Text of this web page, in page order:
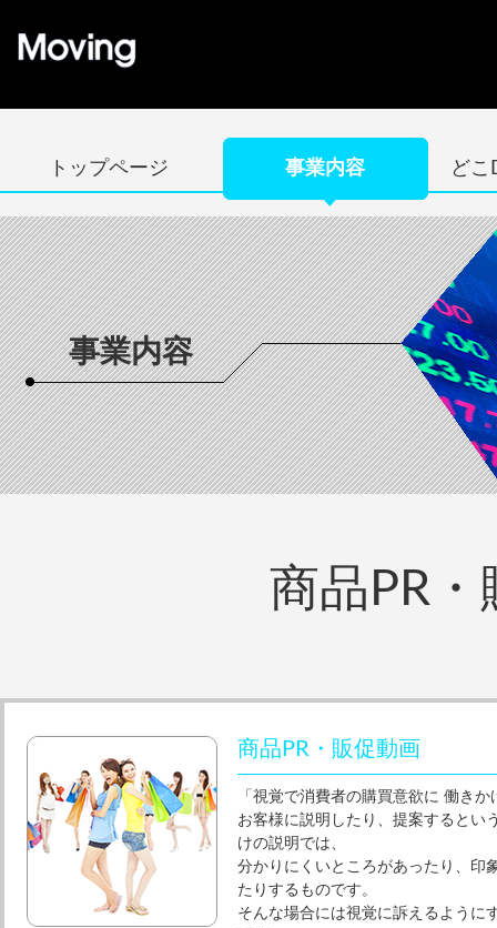
トップページ 事業内容 ど
事業内容
商品PR
商品PR・販促動画
「視覚で消費者の購買意欲に 働きか
お客様に説明したり、提案するとい
けの説明では、
分かりにくいところがあったり、印
たりするものです。
そんな場合には視覚に訴えるように